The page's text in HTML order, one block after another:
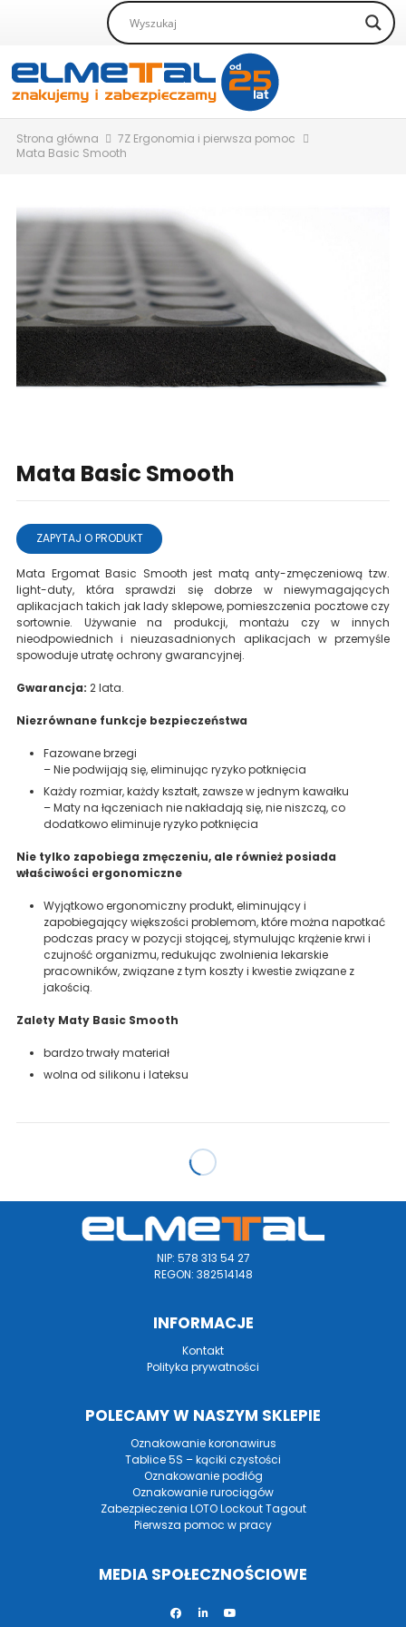
Strona główna
7Z Ergonomia i pierwsza pomoc
Mata Basic Smooth
Mata Basic Smooth
ZAPYTAJ O PRODUKT
Mata Ergomat Basic Smooth jest matą anty-zmęczeniową tzw.
light-duty, która sprawdzi się dobrze w niewymagających
aplikacjach takich jak lady sklepowe, pomieszczenia pocztowe czy
sortownie. Używanie na produkcji, montażu czy w innych
nieodpowiednich i nieuzasadnionych aplikacjach w przemyśle
spowoduje utratę ochrony gwarancyjnej.
Gwarancja: 2 lata.
Niezrównane funkcje bezpieczeństwa
Fazowane brzegi
– Nie podwijają się, eliminując ryzyko potknięcia
Każdy rozmiar, każdy kształt, zawsze w jednym kawałku
– Maty na łączeniach nie nakładają się, nie niszczą, co
dodatkowo eliminuje ryzyko potknięcia
Nie tylko zapobiega zmęczeniu, ale również posiada
właściwości ergonomiczne
Wyjątkowo ergonomiczny produkt, eliminujący i
zapobiegający większości problemom, które można napotkać
podczas pracy w pozycji stojącej, stymulując krążenie krwi i
czujność organizmu, redukując zwolnienia lekarskie
pracowników, związane z tym koszty i kwestie związane z
jakością.
Zalety Maty Basic Smooth
bardzo trwały materiał
wolna od silikonu i lateksu
NIP: 578 313 54 27
REGON: 382514148
INFORMACJE
Kontakt
Polityka prywatności
POLECAMY W NASZYM SKLEPIE
Oznakowanie koronawirus
Tablice 5S – kąciki czystości
Oznakowanie podłóg
Oznakowanie rurociągów
Zabezpieczenia LOTO Lockout Tagout
Pierwsza pomoc w pracy
MEDIA SPOŁECZNOŚCIOWE